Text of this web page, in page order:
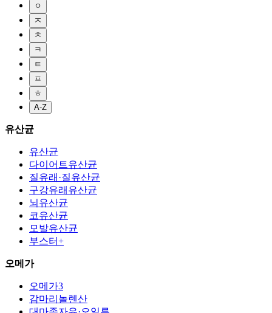
ㅇ
ㅈ
ㅊ
ㅋ
ㅌ
ㅍ
ㅎ
A-Z
유산균
유산균
다이어트유산균
질유래·질유산균
구강유래유산균
뇌유산균
코유산균
모발유산균
부스터+
오메가
오메가3
감마리놀렌산